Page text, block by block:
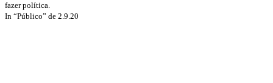
fazer política.
In “Público” de 2.9.20